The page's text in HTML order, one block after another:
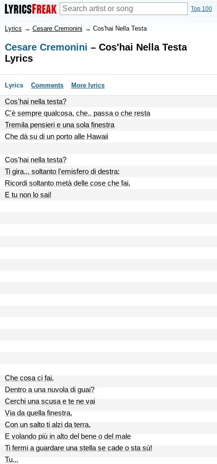
Top 100
Lyrics → Cesare Cremonini → Cos'hai Nella Testa
Cesare Cremonini – Cos'hai Nella Testa
Lyrics
Lyrics Comments More lyrics
Cos'hai nella testa?
C'è sempre qualcosa, che.. passa o che resta
Tremila pensieri e una sola finestra
Che dà su di un porto alle Hawaii
Cos'hai nella testa?
Ti gira... soltanto l'emisfero di destra:
Ricordi soltanto metà delle cose che fai,
E tu non lo sai!
Che cosa ci fai,
Dentro a una nuvola di guai?
Cerchi una scusa e te ne vai
Via da quella finestra,
Con un salto ti alzi da terra,
E volando più in alto del bene o del male
Ti fermi a guardare una stella se cade o sta sù!
Tu...